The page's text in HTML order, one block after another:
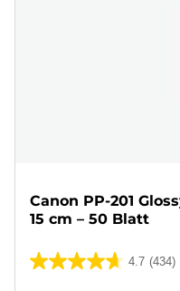
Canon PP-201
15 cm – 50 Blatt
4.7 (434)
4.7